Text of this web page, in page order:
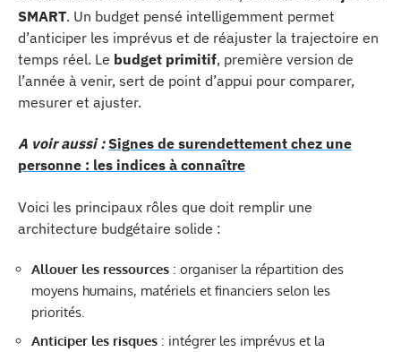
SMART. Un budget pensé intelligemment permet
d’anticiper les imprévus et de réajuster la trajectoire en
temps réel. Le budget primitif, première version de
l’année à venir, sert de point d’appui pour comparer,
mesurer et ajuster.
A voir aussi : Signes de surendettement chez une
personne : les indices à connaître
Voici les principaux rôles que doit remplir une
architecture budgétaire solide :
Allouer les ressources : organiser la répartition des
moyens humains, matériels et financiers selon les
priorités.
Anticiper les risques : intégrer les imprévus et la